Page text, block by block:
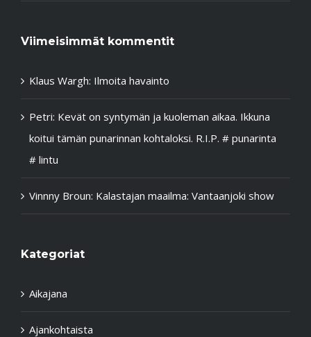
Viimeisimmät kommentit
Klaus Wargh: Ilmoita havainto
Petri: Kevät on syntymän ja kuoleman aikaa. Ikkuna
koitui tämän punarinnan kohtaloksi. R.I.P. # punarinta
# lintu
Vinnny Broun: Kalastajan maailma: Vantaanjoki show
Kategoriat
Aikajana
Ajankohtaista